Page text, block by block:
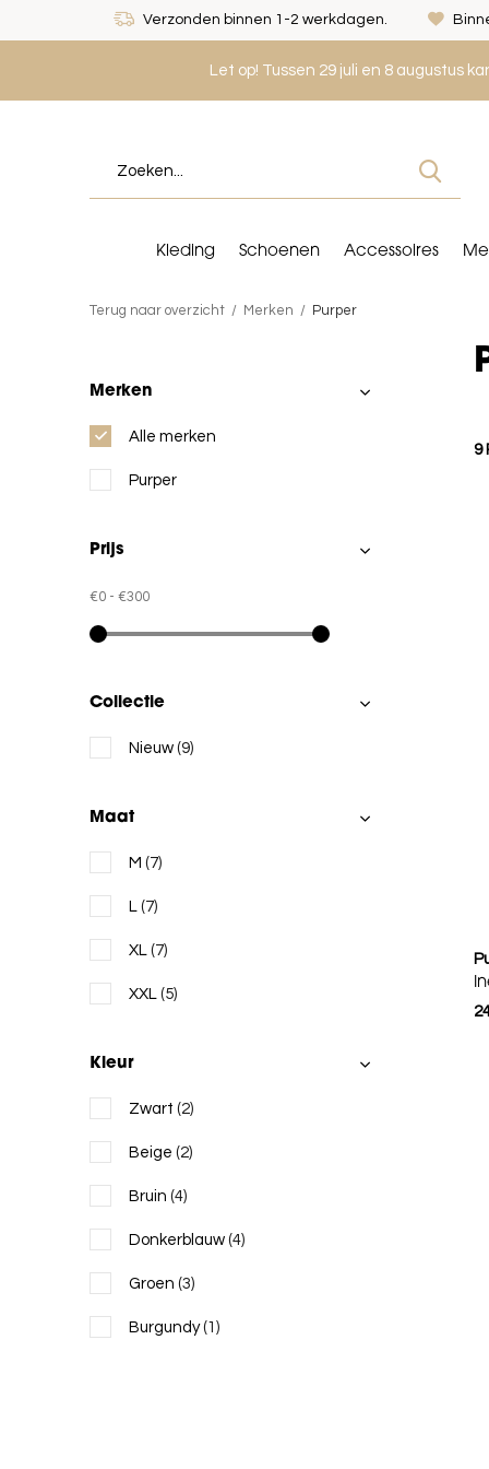
Let op! Tussen 29 juli en 8 augustus
Kleding Schoenen Accessoires
Verzonden binnen 1-2 werkdagen.
Terug naar overzicht Merken Purper
9
Merken
Alle merken
Purper
Prijs
€0 - €300
Collectie
Nieuw (9)
Maat
M (7)
L (7)
XL (7)
XXL (5)
Kleur
Zwart (2)
Beige (2)
Bruin (4)
Donkerblauw (4)
Groen (3)
Burgundy(1)